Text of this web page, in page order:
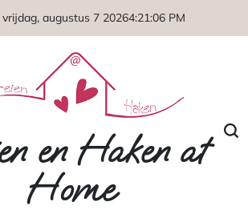
augustus 7 20264:21:07 PM
en Haken at
Home